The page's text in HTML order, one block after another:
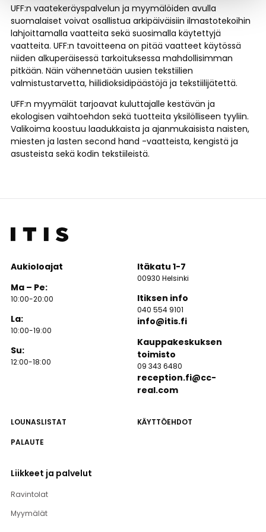
UFF:n vaatekeräyspalvelun ja myymälöiden avulla
suomalaiset voivat osallistua arkipäiväisiin ilmastotekoihin
lahjoittamalla vaatteita sekä suosimalla käytettyjä
vaatteita. UFF:n tavoitteena on pitää vaatteet käytössä
niiden alkuperäisessä tarkoituksessa mahdollisimman
pitkään. Näin vähennetään uusien tekstiilien
valmistustarvetta, hiilidioksidipäästöjä ja tekstiilijätettä.
UFF:n myymälät tarjoavat kuluttajalle kestävän ja
ekologisen vaihtoehdon sekä tuotteita yksilölliseen tyyliin.
Valikoima koostuu laadukkaista ja ajanmukaisista naisten,
miesten ja lasten second hand -vaatteista, kengistä ja
asusteista sekä kodin tekstiileistä.
LOUNASLISTAT
KÄYTTÖEHDOT
PALAUTE
Liikkeet ja palvelut
Ravintolat
Myymälät
Aukioloajat
Ma – Pe:
10:00-20:00
La:
10:00-19:00
Su:
12:00-18:00
Itäkatu 1-7
00930 Helsinki
Itiksen info
040 554 9101
info@itis.fi
Kauppakeskuksen
toimisto
09 343 6480
reception.fi@cc-
real.com